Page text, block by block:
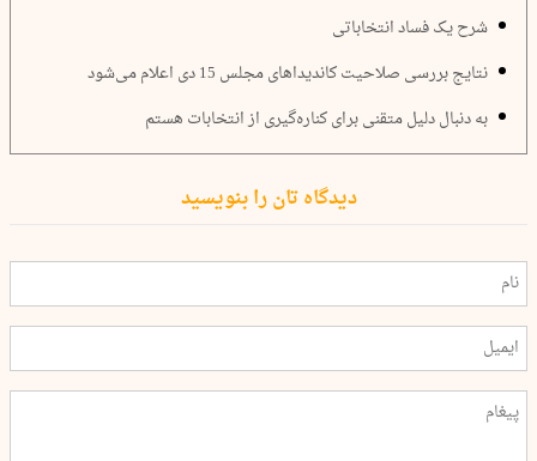
شرح یک فساد انتخاباتی
نتایج بررسی صلاحیت کاندیداهای مجلس 15 دی اعلام می‌شود
به دنبال دلیل متقنی برای کناره‌گیری از انتخابات هستم
دیدگاه تان را بنویسید